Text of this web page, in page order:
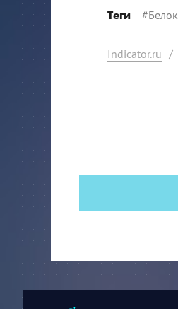
Теги #Белок
Indicator.ru /